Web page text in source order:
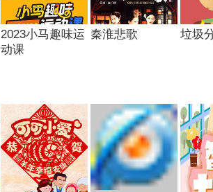
2023小马趣味运
动课
秦淮悲歌 垃圾